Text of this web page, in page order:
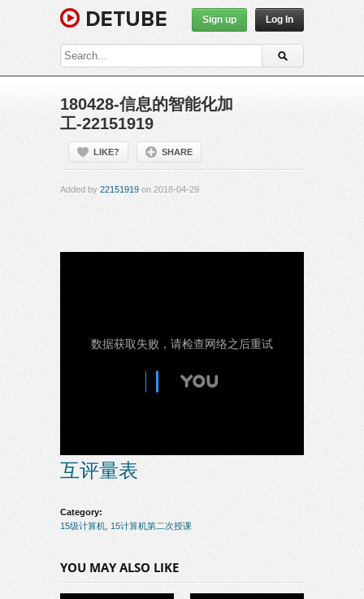
Sign up Log In
180428-信息的智能化加
工-22151919
LIKE? SHARE
Added by 22151919 on 2018-04-29
互评量表
Category:
15级计算机 15计算机第二次授课
YOU MAY ALSO LIKE